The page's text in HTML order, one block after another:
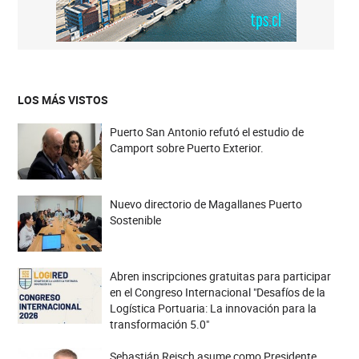
LOS MÁS VISTOS
Puerto San Antonio refutó el estudio de
Camport sobre Puerto Exterior.
Nuevo directorio de Magallanes Puerto
Sostenible
Abren inscripciones gratuitas para participar
en el Congreso Internacional "Desafíos de la
Logística Portuaria: La innovación para la
transformación 5.0"